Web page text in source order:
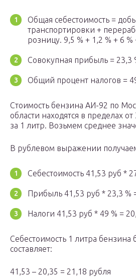
Общая себестоимость =
транспортировки +
розницу. 9,5 % + 1,2 % + 6 %
Совокупная прибыль = 23,3
Общий процент налогов =
Стоимость бензина АИ-92 по
области находятся в пределах
за 1 литр. Возьмем среднее
В рублевом выражении
Себестоимость 41,53 руб *
Прибыль 41,53 руб * 23,3 %
Налоги 41,53 руб * 49 % =
Себестоимость 1 литра бензина
составляет:
41,53 – 20,35 = 21,18 рубля